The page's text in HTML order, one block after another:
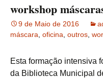
workshop
9 de Maio de 2016
máscara oficina outros
Esta formação intensiva
da Biblioteca Municipal